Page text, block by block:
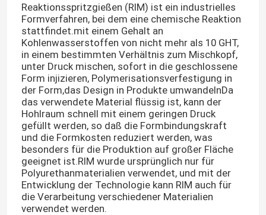
Reaktionsspritzgießen (RIM) ist ein industrielles
Formverfahren, bei dem eine chemische Reaktion
stattfindet.mit einem Gehalt an
Kohlenwasserstoffen von nicht mehr als 10 GHT,
in einem bestimmten Verhältnis zum Mischkopf,
unter Druck mischen, sofort in die geschlossene
Form injizieren, Polymerisationsverfestigung in
der Form,das Design in Produkte umwandelnDa
das verwendete Material flüssig ist, kann der
Hohlraum schnell mit einem geringen Druck
gefüllt werden, so daß die Formbindungskraft
und die Formkosten reduziert werden, was
besonders für die Produktion auf großer Fläche
geeignet ist.RIM wurde ursprünglich nur für
Polyurethanmaterialien verwendet, und mit der
Entwicklung der Technologie kann RIM auch für
die Verarbeitung verschiedener Materialien
verwendet werden.